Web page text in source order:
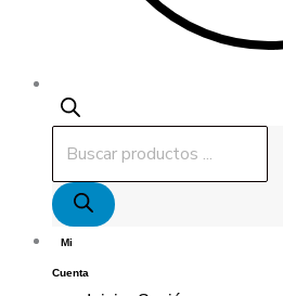
Mi
Cuenta